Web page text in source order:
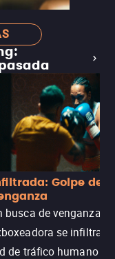
Golpe de
busca de venganza,
se infiltra
de tráfico humano